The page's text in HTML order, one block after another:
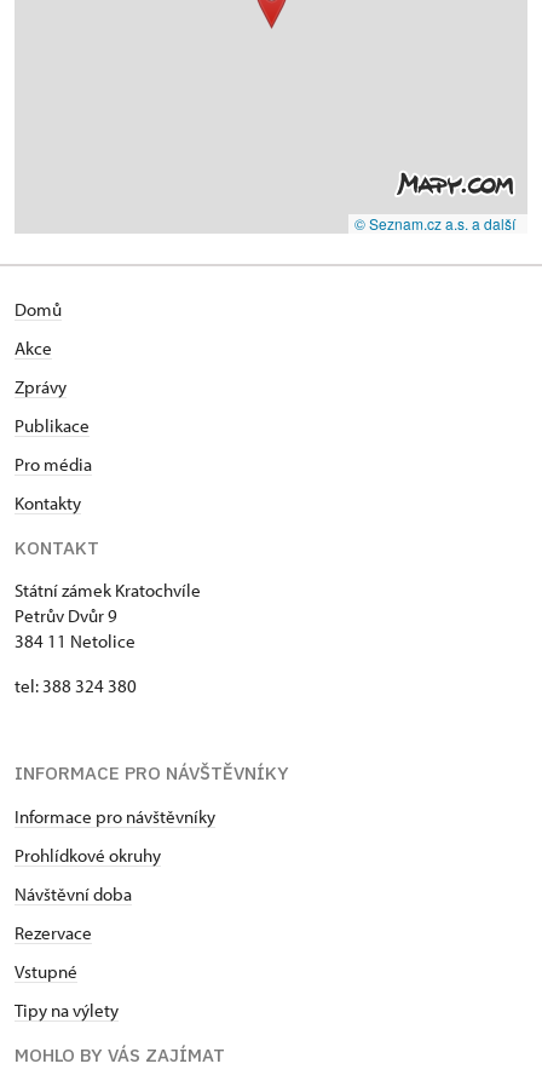
© Seznam.cz a.s. a další
Domů
Akce
Zprávy
Publikace
Pro média
Kontakty
KONTAKT
Státní zámek Kratochvíle
Petrův Dvůr 9
384 11 Netolice
tel: 388 324 380
INFORMACE PRO NÁVŠTĚVNÍKY
Informace pro návštěvníky
Prohlídkové okruhy
Návštěvní doba
Rezervace
Vstupné
Tipy na výlety
MOHLO BY VÁS ZAJÍMAT